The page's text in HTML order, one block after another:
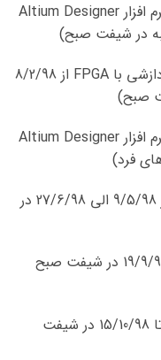
دوره طراحی نقشه های PCB به کمک نرم افزار Altium Designer
دوره طراح كنترلر اينترفيس و مدارات پردازشي با FPGA از 8/2/98
دوره طراحی نقشه های PCB به کمک نرم افزار Altium Designer
پردازش سیگنال با نرم افزار MATLAB از 9/5/98 الی 27/6/98 در
کلاس میکروکنترلر AVR از 30/6/98 تا 19/9/98 در شیفت صبح
کلاس برنامه نویسی VHDL از 20/9/98 تا 15/10/98 در شیفت